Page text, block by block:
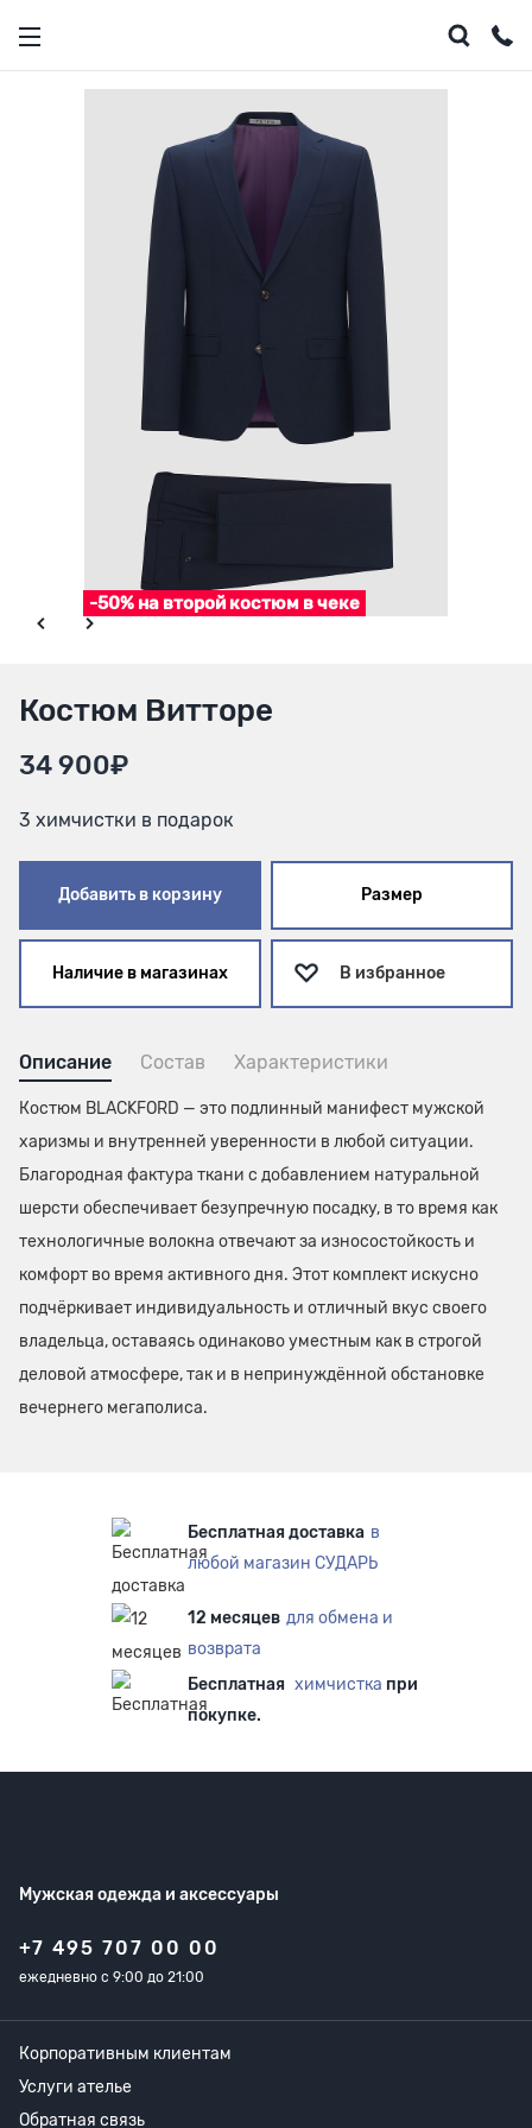
-50% на второй костюм в чеке
Костюм Витторе
34 900₽
3 химчистки в подарок
Добавить в корзину Размер
Наличие в магазинах В избранное
Описание Состав Характеристики
Костюм BLACKFORD — это подлинный манифест мужской
харизмы и внутренней уверенности в любой ситуации.
Благородная фактура ткани с добавлением натуральной
шерсти обеспечивает безупречную посадку, в то время как
технологичные волокна отвечают за износостойкость и
комфорт во время активного дня. Этот комплект искусно
подчёркивает индивидуальность и отличный вкус своего
владельца, оставаясь одинаково уместным как в строгой
деловой атмосфере, так и в непринуждённой обстановке
вечернего мегаполиса.
Бесплатная доставка в
любой магазин СУДАРЬ
12 месяцев для обмена и
возврата
Бесплатная химчистка при
покупке.
Мужская одежда и аксессуары
+7 495 707 00 00
ежедневно с 9:00 до 21:00
Корпоративным клиентам
Услуги ателье
Обратная связь